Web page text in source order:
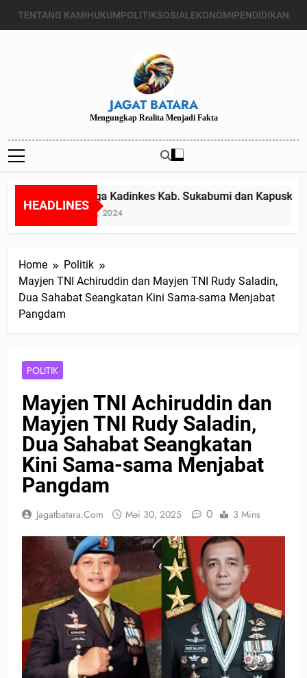
TENTANG KAMIHUKUMPOLITIKSOSIALEKONOMIPENDIDIKAN
JAGAT BATARA
Mengungkap Realita Menjadi Fakta
HEADLINES
Diduga Kadinkes Kab. Sukabumi dan
Juli 24, 2024
Home
Politik
Mayjen TNI Achiruddin dan Mayjen TNI Rudy Saladin,
Dua Sahabat Seangkatan Kini Sama-sama Menjabat
Pangdam
POLITIK
Mayjen TNI Achiruddin dan
Mayjen TNI Rudy Saladin,
Dua Sahabat Seangkatan
Kini Sama-sama Menjabat
Pangdam
Jagatbatara.com Mei 30, 2025 0 3 Mins